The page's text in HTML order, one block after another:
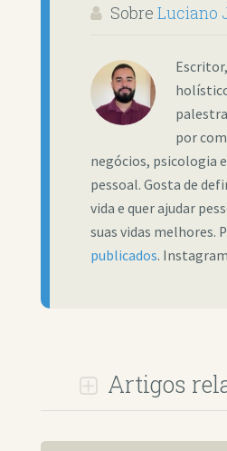
Sobre Luciano
por
negócios, psicologia
pessoal. Gosta de
vida e quer ajudar
suas vidas melhores.
publicados.
Artigos